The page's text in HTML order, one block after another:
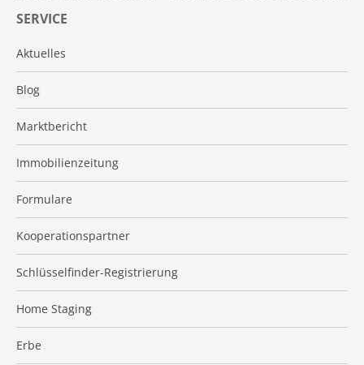
SERVICE
Aktuelles
Blog
Marktbericht
Immobilienzeitung
Formulare
Kooperationspartner
Schlüsselfinder-Registrierung
Home Staging
Erbe